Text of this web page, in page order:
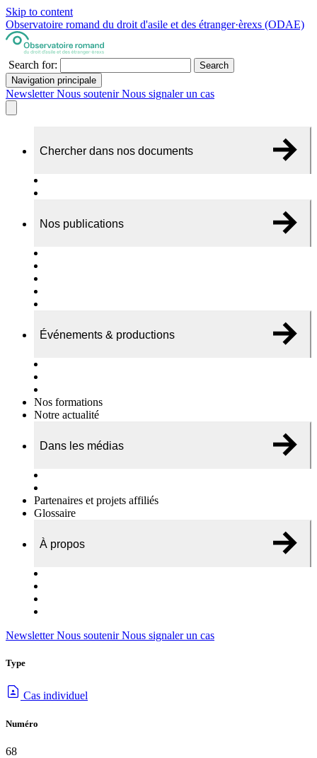
Skip to content
Observatoire romand du droit d'asile et des étranger·èrexs (ODAE)
Search for:
Search
Navigation principale
NewsletterNous soutenirNous signaler un cas
Chercher dans nos documents
Nos publications
Événements & productions
Nos formations
Notre actualité
Dans les médias
Partenaires et projets affiliés
Glossaire
À propos
NewsletterNous soutenirNous signaler un cas
Type
Cas individuel
Numéro
68